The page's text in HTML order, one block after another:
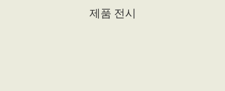
제품 전시